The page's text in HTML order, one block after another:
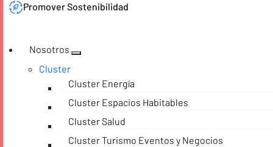
Promover Sostenibilidad
Nosotros
Cluster
Cluster Energía
Cluster Espacios Habitables
Cluster Salud
Cluster Turismo Eventos y Negocios